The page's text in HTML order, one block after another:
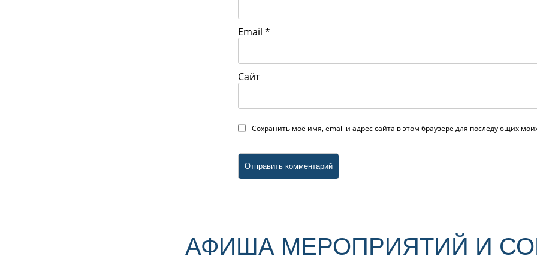
Email *
Сайт
Сохранить моё имя, email и адрес сайта в этом браузере для последующих
АФИША МЕРОПРИЯТИЙ И